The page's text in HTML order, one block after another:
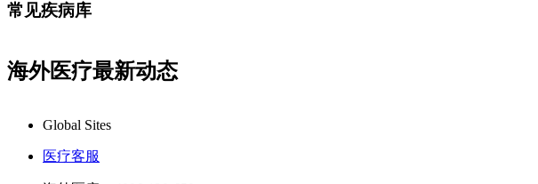
常见疾病库
海外医疗最新动态
Global Sites
医疗客服